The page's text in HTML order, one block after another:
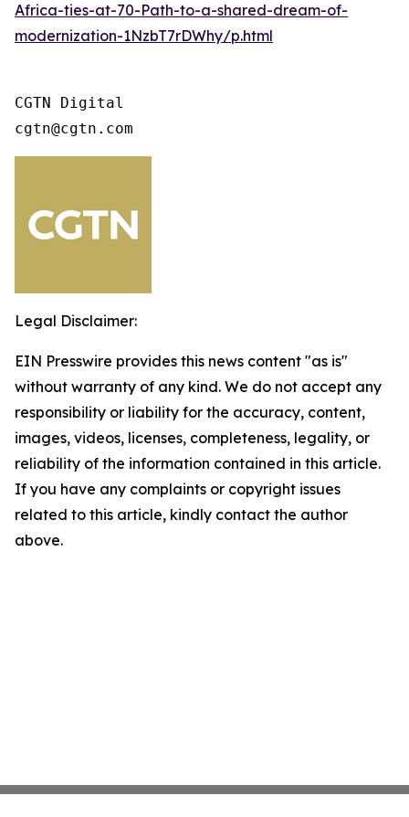
Africa-ties-at-70-Path-to-a-shared-dream-of-
modernization-1NzbT7rDWhy/p.html
CGTN Digital
cgtn@cgtn.com
Legal Disclaimer:
EIN Presswire provides this news content "as is"
without warranty of any kind. We do not accept any
responsibility or liability for the accuracy, content,
images, videos, licenses, completeness, legality, or
reliability of the information contained in this article.
If you have any complaints or copyright issues
related to this article, kindly contact the author
above.